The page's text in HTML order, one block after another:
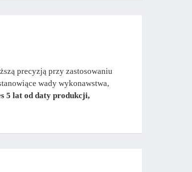
precyzją przy zastosowaniu
wady wykonawstwa,
5 lat od daty produkcji,